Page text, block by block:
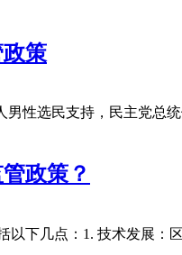
策
男性选民支持，民主党
政策？
以下几点：1. 技术发展